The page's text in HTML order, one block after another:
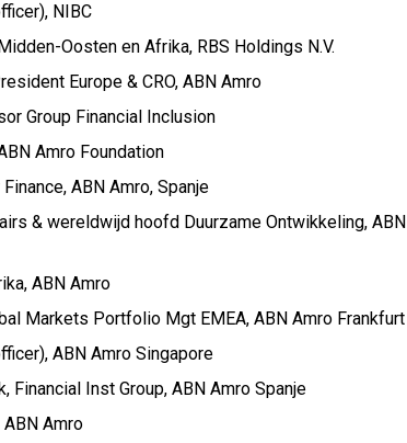
NIBC
Oosten en Afrika, RBS Holdings N.V.
Europe & CRO, ABN Amro
Group Financial Inclusion
Amro Foundation
ABN Amro, Spanje
& wereldwijd hoofd Duurzame Ontwikkeling, ABN
ABN Amro
Markets Portfolio Mgt EMEA, ABN Amro Frankfurt
ABN Amro Singapore
Financial Inst Group, ABN Amro Spanje
ABN Amro